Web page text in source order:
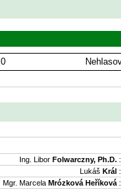
Ing. Libor Folwarczny, Ph.D. :
Lukáš Král :
Mgr. Marcela Mrózková Heříková :